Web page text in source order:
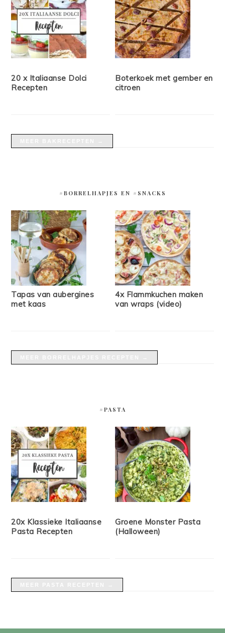
20 x Italiaanse Dolci
Recepten
Boterkoek met gember en
citroen
#BORRELHAPJES EN #SNACKS
Tapas van aubergines
met kaas
4x Flammkuchen maken
van wraps (video)
#PASTA
20x Klassieke Italiaanse
Pasta Recepten
Groene Monster Pasta
(Halloween)